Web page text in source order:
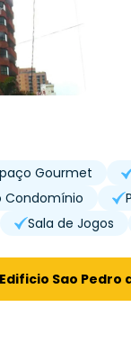
Gourmet
Condomínio
Sala de Jogos
Sao Pedro